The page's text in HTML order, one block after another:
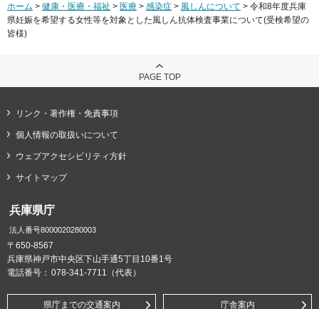
ホーム > 健康・医療・福祉 > 医療 > 感染症 > 風しんについて > 令和8年度兵庫
県妊娠を希望する女性等を対象とした風しん抗体検査事業について(受検希望の
皆様)
PAGE TOP
リンク・著作権・免責事項
個人情報の取扱いについて
ウェブアクセシビリティ方針
サイトマップ
兵庫県庁
法人番号8000020280003
〒650-8567
兵庫県神戸市中央区下山手通5丁目10番1号
電話番号： 078-341-7711（代表）
県庁までの交通案内 庁舎案内